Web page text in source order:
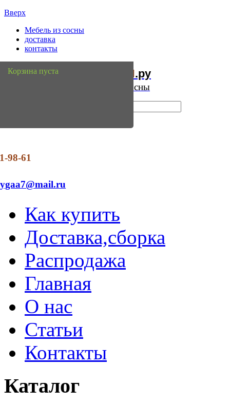
Вверх
Мебель из сосны
доставка
контакты
Мебель Сосны.ру
Интернет магазин мебели из сосны
98-61
Как купить
Доставка,сборка
Распродажа
Главная
О нас
Статьи
Контакты
Корзина пуста
Каталог